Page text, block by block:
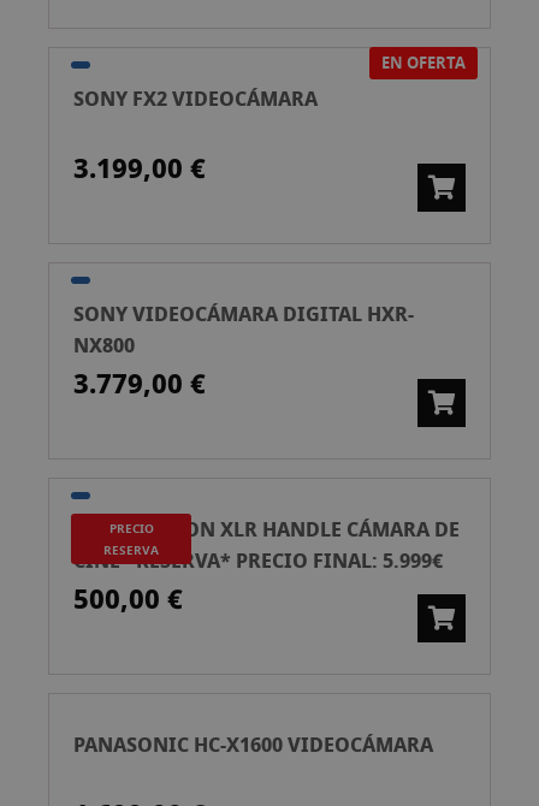
EN OFERTA
SONY FX2 VIDEOCÁMARA
3.199,00 €
SONY VIDEOCÁMARA DIGITAL HXR-
NX800
3.779,00 €
PRECIO
RESERVA
SONY FX5 CON XLR HANDLE CÁMARA DE
CINE *RESERVA* PRECIO FINAL: 5.999€
500,00 €
PANASONIC HC-X1600 VIDEOCÁMARA